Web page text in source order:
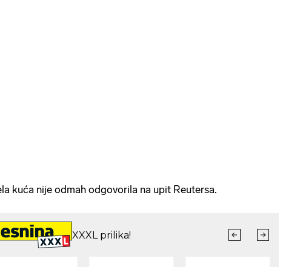
kuća nije odmah odgovorila na upit Reutersa.